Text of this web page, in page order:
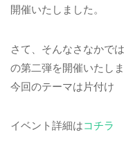
開催いたしました。
さて、そんなさなかで
の第二弾を開催いたしま
今回のテーマは片付け
イベント詳細はコチラ